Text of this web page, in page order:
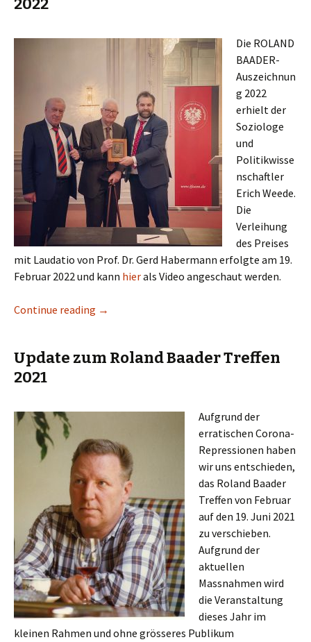
2022
Die ROLAND
BAADER-
Auszeichnun
g 2022
erhielt der
Soziologe
und
Politikwisse
nschaftler
Erich Weede.
Die
Verleihung
des Preises
mit Laudatio von Prof. Dr. Gerd Habermann erfolgte am 19.
Februar 2022 und kann hierals Video angeschaut werden.
Continue reading ROLAND BAADER-Auszeichnung 2022
→
Update zum Roland Baader Treffen
2021
Aufgrund der
erratischen Corona-
Repressionen haben
wir uns entschieden,
das Roland Baader
Treffen von Februar
auf den 19. Juni 2021
zu verschieben.
Aufgrund der
aktuellen
Massnahmen wird
die Veranstaltung
dieses Jahr im
kleinen Rahmen und ohne grösseres Publikum